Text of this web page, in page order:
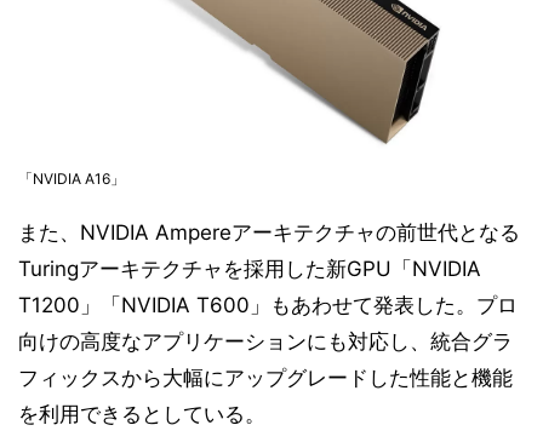
「NVIDIA A16」
また、NVIDIA Ampereアーキテクチャの前世代となる
Turingアーキテクチャを採用した新GPU「NVIDIA
T1200」「NVIDIA T600」もあわせて発表した。プロ
向けの高度なアプリケーションにも対応し、統合グラ
フィックスから大幅にアップグレードした性能と機能
を利用できるとしている。